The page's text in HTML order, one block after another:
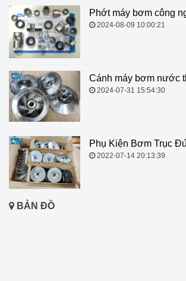
Phớt máy bơm công
2024-08-09 10:00:21
Cánh máy bơm nước
2024-07-31 15:54:30
Phụ Kiện Bơm Trục
2022-07-14 20:13:39
BẢN ĐỒ